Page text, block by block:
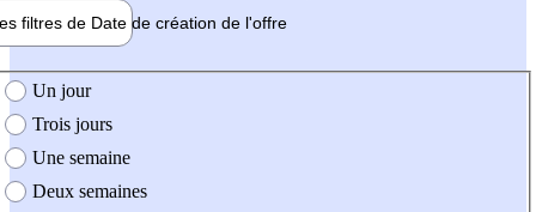
filtres de Date de création de l'offre
création de l'offre
Un jour
Trois jours
Une semaine
Deux semaines